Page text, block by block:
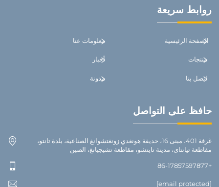
روابط سريعة
الصفحة الرئيسية معلومات عنا
منتجات أخبار
اتصل بنا مدونة
حافظ على التواصل
غرفة 401، مبنى 16، حديقة هونغدي زونغتشوانغ الصناعية، بلدة تانتو،
مقاطعة تيانتاى، مدينة تايتشو، مقاطعة تشيجيانغ، الصين
+86-17857597877
[email protected]